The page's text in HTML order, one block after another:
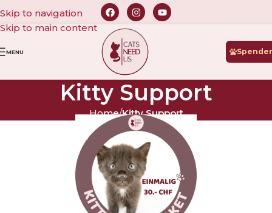
Skip to navigation
Skip to main content
MENU
Kitty Support
Home/Kitty Support